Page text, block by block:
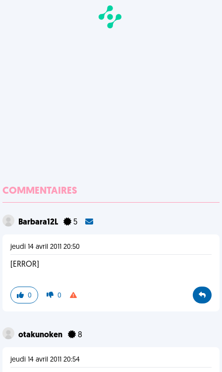
COMMENTAIRES
Barbara12L 5
jeudi 14 avril 2011 20:50
[ERROR]
0 0
otakunoken 8
jeudi 14 avril 2011 20:54